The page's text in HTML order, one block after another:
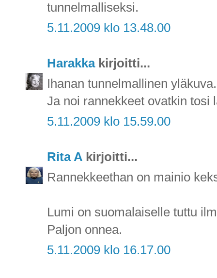
tunnelmalliseksi.
5.11.2009 klo 13.48.00
Harakkakirjoitti...
Ihanan tunnelmallinen yläkuva.
Ja noi rannekkeet ovatkin tosi
5.11.2009 klo 15.59.00
Rita A kirjoitti...
Rannekkeethan on mainio
Lumi on suomalaiselle tuttu
Paljon onnea.
5.11.2009 klo 16.17.00